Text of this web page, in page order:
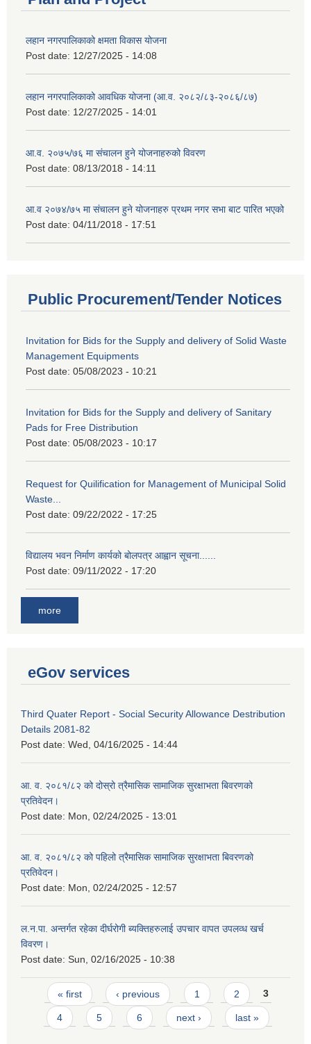
लहान नगरपालिकाको क्षमता विकास योजना
Post date: 12/27/2025 - 14:08
लहान नगरपालिकाको आवधिक योजना (आ.व. २०८२/८३-२०८६/८७)
Post date: 12/27/2025 - 14:01
आ.व. २०७५/७६ मा संचालन हुने योजनाहरुको विवरण
Post date: 08/13/2018 - 14:11
आ.व २०७४/७५ मा संचालन हुने योजनाहरु प्रथम नगर सभा बाट पारित भएको
Post date: 04/11/2018 - 17:51
Public Procurement/Tender Notices
Invitation for Bids for the Supply and delivery of Solid Waste
Management Equipments
Post date: 05/08/2023 - 10:21
Invitation for Bids for the Supply and delivery of Sanitary
Pads for Free Distribution
Post date: 05/08/2023 - 10:17
Request for Quilification for Management of Municipal Solid
Waste...
Post date: 09/22/2022 - 17:25
विद्यालय भवन निर्माण कार्यको बोलपत्र आह्वान सूचना......
Post date: 09/11/2022 - 17:20
more
eGov services
Third Quater Report - Social Security Allowance Destribution
Details 2081-82
Post date: Wed, 04/16/2025 - 14:44
आ. व. २०८१/८२ को दोस्रो त्रैमासिक सामाजिक सुरक्षाभता बिवरणको
प्रतिवेदन।
Post date: Mon, 02/24/2025 - 13:01
आ. व. २०८१/८२ को पहिलो त्रैमासिक सामाजिक सुरक्षाभता बिवरणको
प्रतिवेदन।
Post date: Mon, 02/24/2025 - 12:57
ल.न.पा. अन्तर्गत रहेका दीर्घरोगी ब्यक्तिहरुलाई उपचार वापत उपलव्ध खर्च
विवरण।
Post date: Sun, 02/16/2025 - 10:38
Pages
« first ‹ previous 1 2 3
4 5 6 next › last »